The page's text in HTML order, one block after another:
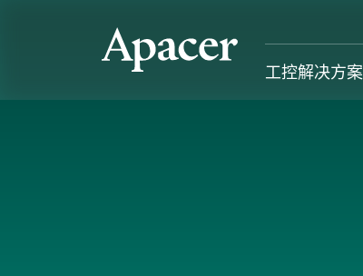
工控解决方案